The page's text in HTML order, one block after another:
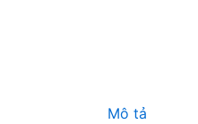
Mô tả